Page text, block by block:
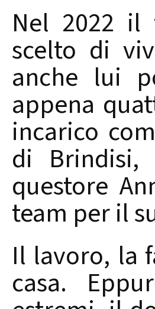
Nel 2022 il
scelto di
anche lui
appena
incarico
di Brindisi,
questore
team per il
Il lavoro, la
casa.